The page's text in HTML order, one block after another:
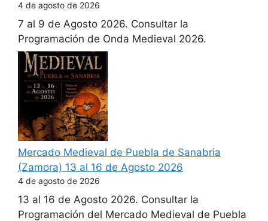
4 de agosto de 2026
7 al 9 de Agosto 2026. Consultar la
Programación de Onda Medieval 2026.
Mercado Medieval de Puebla de Sanabria
(Zamora) 13 al 16 de Agosto 2026
4 de agosto de 2026
13 al 16 de Agosto 2026. Consultar la
Programación del Mercado Medieval de Puebla